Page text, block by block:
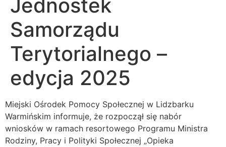
Jednostek
Samorządu
Terytorialnego –
edycja 2025
Miejski Ośrodek Pomocy Społecznej w Lidzbarku
Warmińskim informuje, że rozpoczął się nabór
wniosków w ramach resortowego Programu Ministra
Rodziny, Pracy i Polityki Społecznej „Opieka